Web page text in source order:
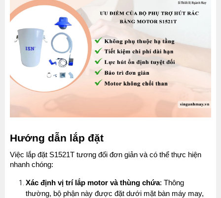
Hướng dẫn lắp đặt
Việc lắp đặt S1521T tương đối đơn giản và có thể thực hiện
nhanh chóng:
Xác định vị trí lắp motor và thùng chứa: Thông
thường, bộ phận này được đặt dưới mặt bàn máy may,